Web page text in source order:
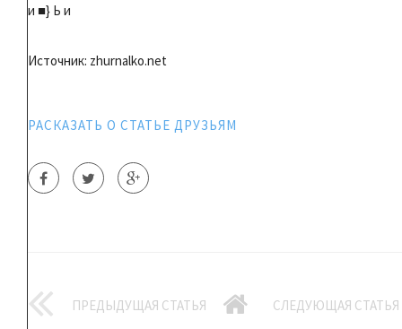
и ■} Ь и
Источник: zhurnalko.net
РАСКАЗАТЬ О СТАТЬЕ ДРУЗЬЯМ
ПРЕДЫДУЩАЯ СТАТЬЯ СЛЕДУЮЩАЯ СТАТЬЯ